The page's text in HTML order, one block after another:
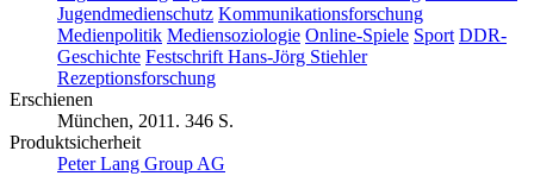
Jugendmedienschutz Kommunikationsforschung
Medienpolitik Mediensoziologie Online-Spiele Sport DDR-
Geschichte Festschrift Hans-Jörg Stiehler
Rezeptionsforschung
Erschienen
München, 2011. 346 S.
Produktsicherheit
Peter Lang Group AG